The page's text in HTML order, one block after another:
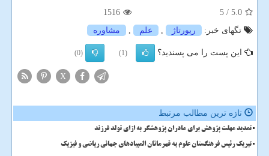
5.0
/ 5
1516
تگهای خبر:
رپورتاژ , علم , مشاوره
این پست را می پسندید؟ (1)
(0)
X
تازه ترین مطالب مرتبط
تمدید مهلت پژوهش برای مادران پژوهشگر به ازای تولد فرزند
تبریک رئیس فرهنگستان علوم به قهرمانان المپیادهای جهانی ریاضی و فیزیک